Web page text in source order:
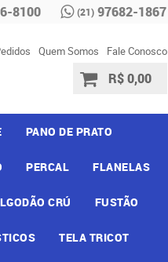
8100 (21) 97682-1867
Quem Somos Fale Conosco
R$ 0,00
PANO DE PRATO
PERCAL FLANELAS
CRÚ FUSTÃO
TELA TRICOT